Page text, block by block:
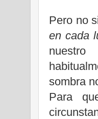
Pero no
en cada
sombra
Para